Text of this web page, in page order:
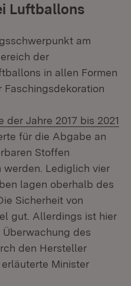
Luftballons
am
der
in allen Formen
Faschingsdekoration
Jahre 2017 bis 2021
für die Abgabe an
Stoffen
Lediglich vier
lagen oberhalb des
Sicherheit von
gut. Allerdings ist hier
des
den Hersteller
Minister